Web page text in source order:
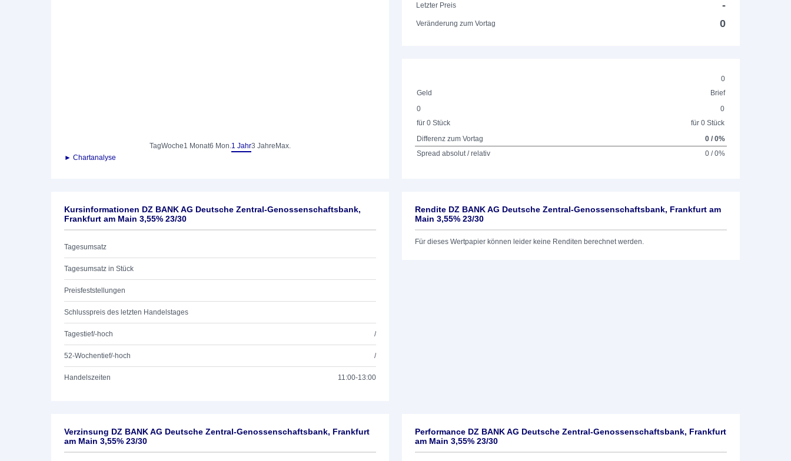
TagWoche1 Monat6 Mon.1 Jahr3 Jahre Max.
► Chartanalyse
Letzter Preis
-
Veränderung zum Vortag 0
0
Geld
Brief
0
für 0 Stück
0
für 0 Stück
Differenz zum Vortag
0 / 0%
Spread absolut / relativ
0 / 0%
Kursinformationen DZ BANK AG Deutsche Zentral-Genossenschaftsbank,
Frankfurt am Main 3,55% 23/30
Tagesumsatz
Tagesumsatz in Stück
Preisfeststellungen
Schlusspreis des letzten Handelstages
Tagestief/-hoch /
52-Wochentief/-hoch /
Handelszeiten 11:00-13:00
Rendite DZ BANK AG Deutsche Zentral-Genossenschaftsbank, Frankfurt am
Main 3,55% 23/30
Für dieses Wertpapier können leider keine Renditen berechnet werden.
Verzinsung DZ BANK AG Deutsche Zentral-Genossenschaftsbank, Frankfurt
am Main 3,55% 23/30
Performance DZ BANK AG Deutsche Zentral-Genossenschaftsbank, Frankfurt
am Main 3,55% 23/30